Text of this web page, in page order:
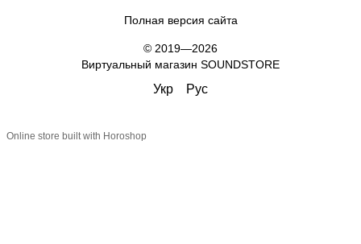
Полная версия сайта
© 2019—2026
Виртуальный магазин SOUNDSTORE
Укр Рус
Online store built with Horoshop